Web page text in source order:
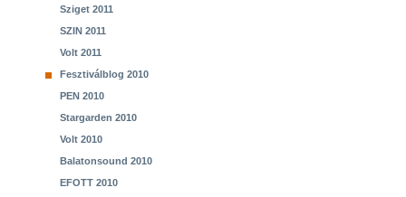
Sziget 2011
SZIN 2011
Volt 2011
Fesztiválblog 2010
PEN 2010
Stargarden 2010
Volt 2010
Balatonsound 2010
EFOTT 2010